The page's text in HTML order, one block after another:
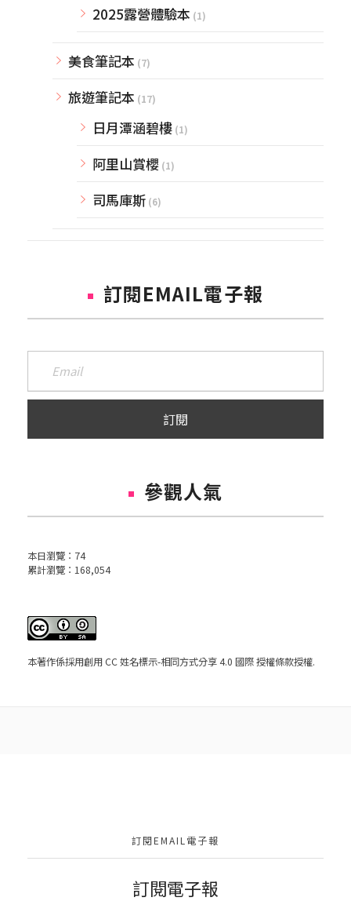
2025露營體驗本 (1)
美食筆記本 (7)
旅遊筆記本 (17)
日月潭涵碧樓 (1)
阿里山賞櫻 (1)
司馬庫斯 (6)
訂閱EMAIL電子報
參觀人氣
本日瀏覽： 74
累計瀏覽： 168,054
本著作係採用創用 CC 姓名標示-相同方式分享 4.0 國際 授權條款授權.
訂閱EMAIL電子報
訂閱電子報